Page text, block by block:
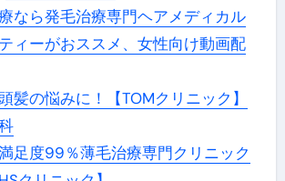
なら発毛治療専門ヘアメディカル
ィーがおススメ、女性向け動画配
髪の悩みに！【TOMクリニック】
足度99％薄毛治療専門クリニック